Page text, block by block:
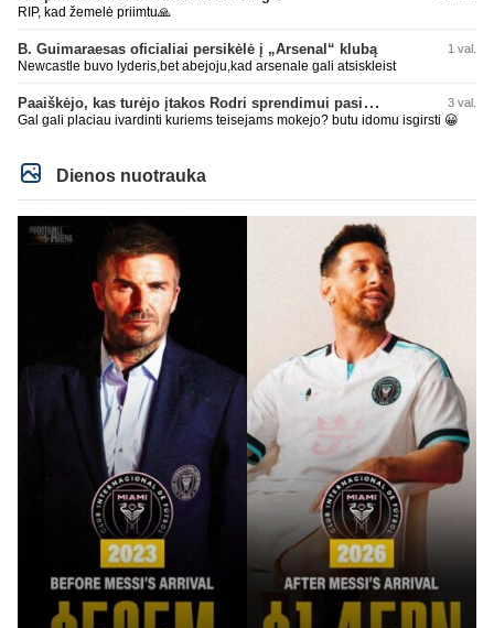
RIP, kad žemelė priimtu🙏
B. Guimaraesas oficialiai persikėlė į „Arsenal“ klubą 1 val.
Newcastle buvo lyderis,bet abejoju,kad arsenale gali atsiskleist
Paaiškėjo, kas turėjo įtakos Rodri sprendimui pasirinkti Barselonos pusę 3 val.
Gal gali placiau ivardinti kuriems teisejams mokejo? butu idomu isgirsti 😀
Dienos nuotrauka